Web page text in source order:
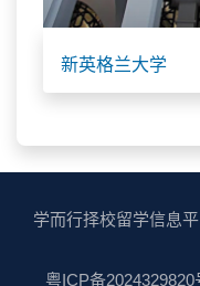
新英格兰大学
学而行择校留学信息
粤ICP备2024329820